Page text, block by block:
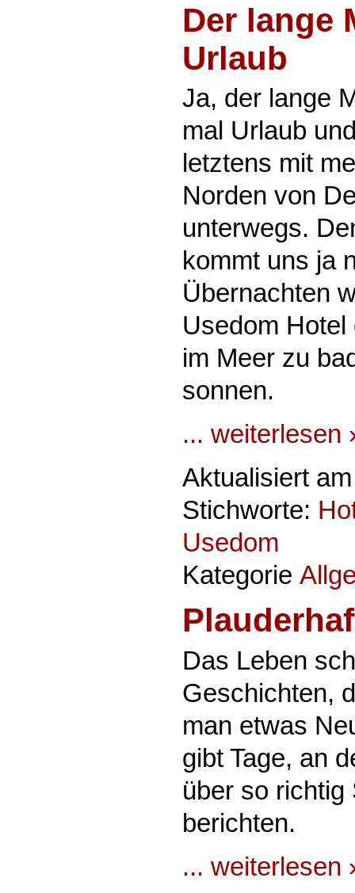
Der lange
Urlaub
Ja, der lange
mal Urlaub
letztens mit
Norden von
unterwegs.
kommt uns ja
Übernachten
Usedom
im Meer zu
sonnen.
... weiterlesen
Aktualisiert
Stichworte:
Usedom
Kategorie
Das Leben
Geschichten,
man etwas
gibt Tage, an
über so richtig
berichten.
... weiterlesen